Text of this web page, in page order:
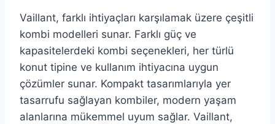
Vaillant, farklı ihtiyaçları karşılamak üzere çeşitli
kombi modelleri sunar. Farklı güç ve
kapasitelerdeki kombi seçenekleri, her türlü
konut tipine ve kullanım ihtiyacına uygun
çözümler sunar. Kompakt tasarımlarıyla yer
tasarrufu sağlayan kombiler, modern yaşam
alanlarına mükemmel uyum sağlar. Vaillant,